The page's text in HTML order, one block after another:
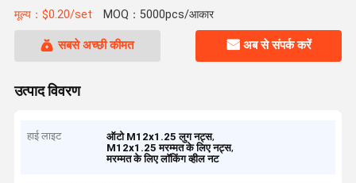
मूल्य：$0.20/set MOQ：5000pcs/आकार
सबसे अच्छी कीमत अब से संपर्क करें
उत्पाद विवरण
हाई लाइट ऑटो M12x1.25 लुग नट्स,
M12x1.25 मरम्मत के लिए नट्स,
मरम्मत के लिए लॉकिंग व्हील नट